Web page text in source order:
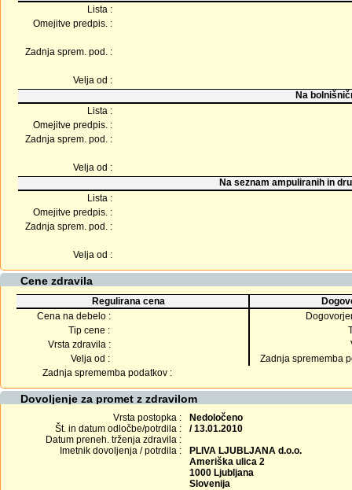
Lista :
Omejitve predpis. :
Zadnja sprem. pod. :
Velja od :
Na
Lista :
Omejitve predpis. :
Zadnja sprem. pod. :
Velja od :
Na seznam ampuliranih in
Lista :
Omejitve predpis. :
Zadnja sprem. pod. :
Velja od :
Cene zdravila
Regulirana cena
Cena na debelo :
Tip cene :
Vrsta zdravila :
Velja od :
Zadnja sprememba
Zadnja sprememba podatkov :
Dovoljenje za promet z zdravilom
Vrsta postopka :
Nedoločeno
Št. in datum odločbe/potrdila :
/ 13.01.2010
Datum preneh. trženja zdravila :
Imetnik dovoljenja / potrdila :
PLIVA LJUBLJANA d.o.o.
Ameriška ulica 2
1000 Ljubljana
Slovenija